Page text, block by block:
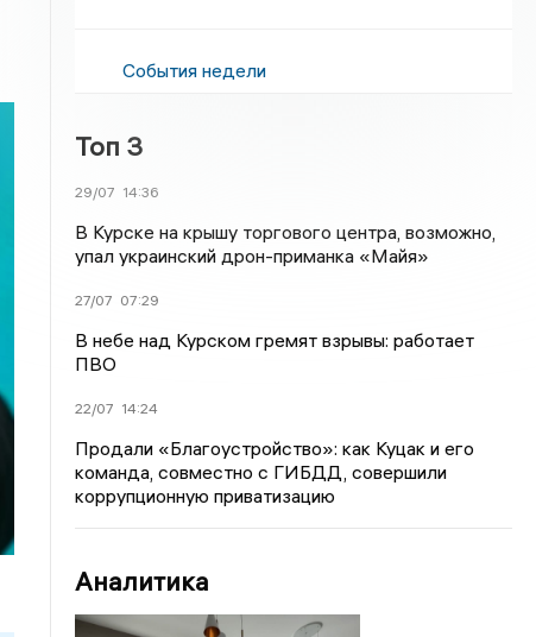
События недели
Топ 3
29/07 14:36
В Курске на крышу торгового центра, возможно,
упал украинский дрон-приманка «Майя»
27/07 07:29
В небе над Курском гремят взрывы: работает
ПВО
22/07 14:24
Продали «Благоустройство»: как Куцак и его
команда, совместно с ГИБДД, совершили
коррупционную приватизацию
Аналитика